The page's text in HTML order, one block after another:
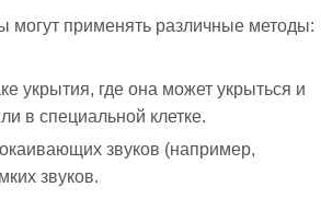
могут применять различные методы:
укрытия, где она может укрыться и
в специальной клетке.
звуков (например,
звуков.